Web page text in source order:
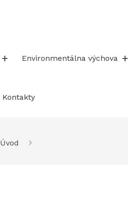
Environmentálna výchova
Kontakty
Úvod